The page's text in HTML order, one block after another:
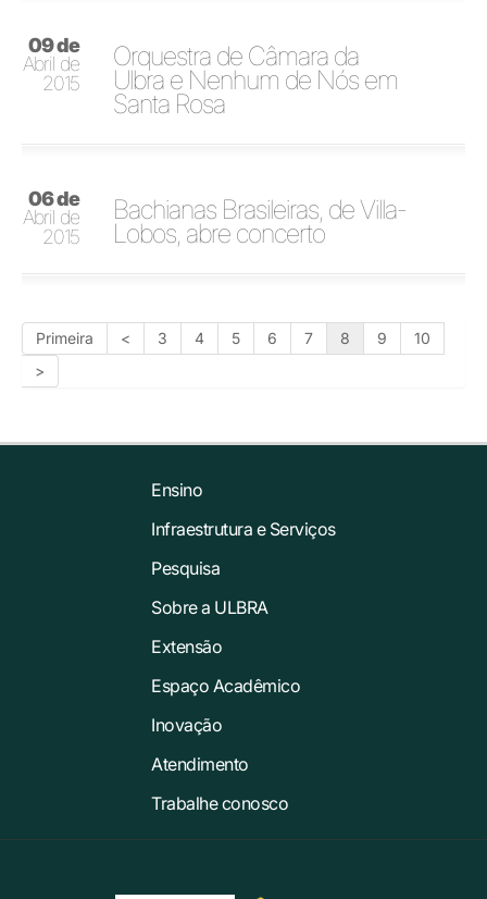
09 de
Abril de
2015
Orquestra de Câmara da
Ulbra e Nenhum de Nós em
Santa Rosa
06 de
Abril de
2015
Bachianas Brasileiras, de Villa-
Lobos, abre concerto
Primeira < 3 4 5 6 7 8 9
10
>
Ensino
Infraestrutura e Serviços
Pesquisa
Sobre a ULBRA
Extensão
Espaço Acadêmico
Inovação
Atendimento
Trabalhe conosco